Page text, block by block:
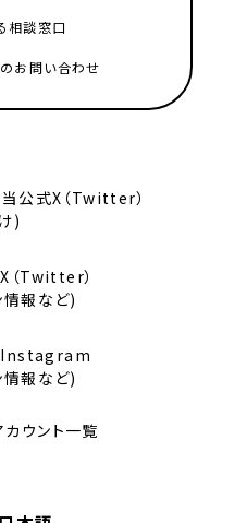
相談窓口
お問い合わせ
公式X（Twitter）
)
（Twitter）
情報など)
Instagram
情報など)
ウント一覧